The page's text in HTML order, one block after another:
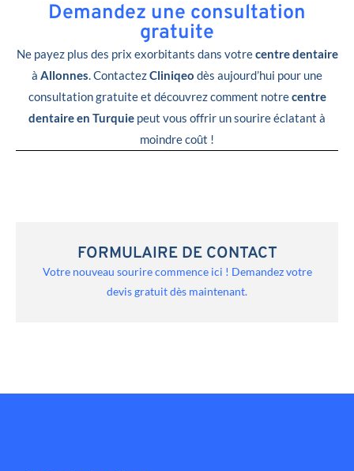
Demandez une consultation
gratuite
Ne payez plus des prix exorbitants dans votrecentre dentaire
à Allonnes. ContactezCliniqeo dès aujourd’hui pour une
consultation gratuite et découvrez comment notrecentre
dentaire en Turquie peut vous offrir un sourire éclatant à
moindre coût !
FORMULAIRE DE CONTACT
Votre nouveau sourire commence ici ! Demandez votre
devis gratuit dès maintenant.